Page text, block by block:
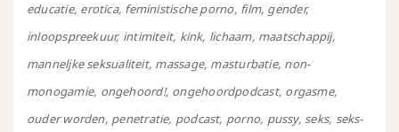
educatie erotica feministische porno film gender
inloopspreekuur intimiteit kink lichaam maatschappij
manneljke seksualiteit massage masturbatie non-
monogamie ongehoord! ongehoordpodcast orgasme
ouder worden penetratie podcast porno pussy seks seks-